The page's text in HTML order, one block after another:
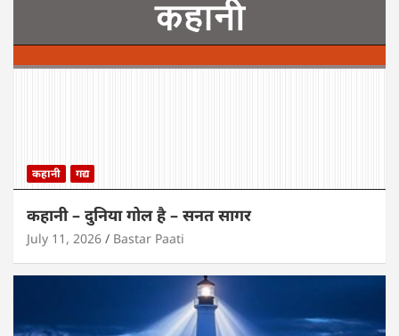
कहानी गद्य
कहानी – दुनिया गोल है – सनत सागर
July 11, 2026 Bastar Paati